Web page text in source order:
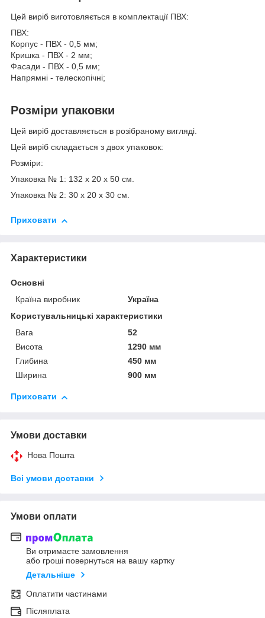
Цей виріб виготовляється в комплектації ПВХ:
ПВХ:
Корпус - ПВХ - 0,5 мм;
Кришка - ПВХ - 2 мм;
Фасади - ПВХ - 0,5 мм;
Напрямні - телескопічні;
Розміри упаковки
Цей виріб доставляється в розібраному вигляді.
Цей виріб складається з двох упаковок:
Розміри:
Упаковка № 1: 132 x 20 х 50 см.
Упаковка № 2: 30 х 20 х 30 см.
Приховати
Характеристики
Основні
Країна виробник
Україна
Користувальницькі характеристики
Вага
52
Висота
1290 мм
Глибина
450 мм
Ширина
900 мм
Приховати
Умови доставки
Нова Пошта
Всі умови доставки
Умови оплати
Ви отримаєте замовлення
або гроші повернуться на вашу картку
Детальніше
Оплатити частинами
Післяплата